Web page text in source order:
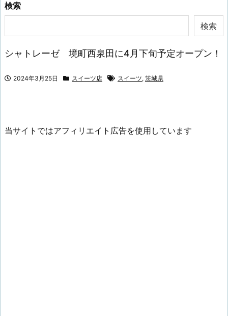
検索
検索
シャトレーゼ 境町西泉田に4月下旬予定オープン！
2024年3月25日 スイーツ店 スイーツ, 茨城県
当サイトではアフィリエイト広告を使用しています